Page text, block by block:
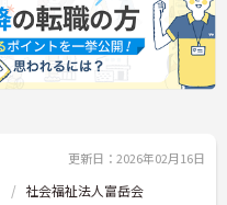
更新日：2026年02月16日
社会福祉法人富岳会